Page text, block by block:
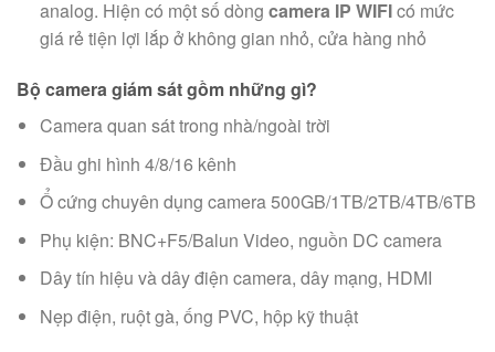
analog. Hiện có một số dòng camera IP WIFIcó mức
giá rẻ tiện lợi lắp ở không gian nhỏ, cửa hàng nhỏ
Bộ camera giám sát gồm những gì?
Camera quan sát trong nhà/ngoài trời
Đầu ghi hình 4/8/16 kênh
Ổ cứng chuyên dụng camera 500GB/1TB/2TB/4TB/6TB
Phụ kiện: BNC+F5/Balun Video, nguồn DC camera
Dây tín hiệu và dây điện camera, dây mạng, HDMI
Nẹp điện, ruột gà, ống PVC, hộp kỹ thuật